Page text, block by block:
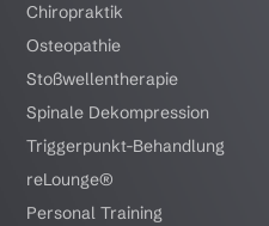
Chiropraktik
Osteopathie
Stoßwellentherapie
Spinale Dekompression
Triggerpunkt-Behandlung
reLounge®
Personal Training